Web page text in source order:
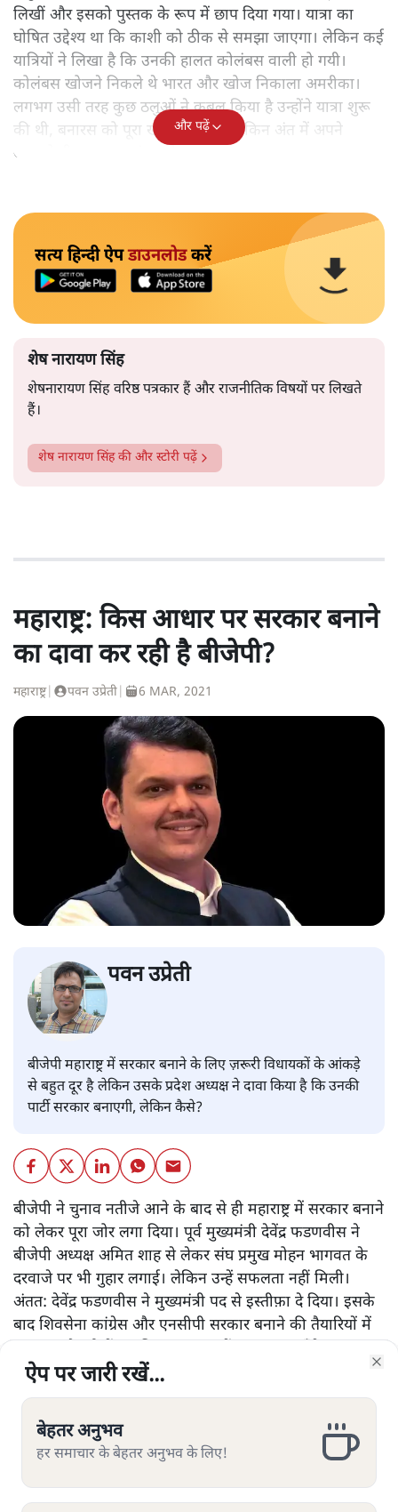
लिखीं और इसको पुस्तक के रूप में छाप दिया गया। यात्रा का
घोषित उद्देश्य था कि काशी को ठीक से समझा जाएगा। लेकिन कई
यात्रियों ने लिखा है कि उनकी हालत कोलंबस वाली हो गयी।
कोलंबस खोजने निकले थे भारत और खोज निकाला अमरीका।
लगभग उसी तरह कुछ ठलुओं ने कुबूल किया है उन्होंने यात्रा शुरू
की थी, बनारस को पूरा खोजने के लिए लेकिन अंत में अपने
आपको ही समझकर संतुष्ट हो गए।
और पढ़ें
सत्य हिन्दी ऐपडाउनलोडकरें
शेष नारायण सिंह
शेषनारायण सिंह वरिष्ठ पत्रकार हैं और राजनीतिक विषयों पर लिखते
हैं।
शेष नारायण सिंहकी और स्टोरी पढ़ें
महाराष्ट्र: किस आधार पर सरकार बनाने
का दावा कर रही है बीजेपी?
महाराष्ट्र| पवन उप्रेती 6 MAR, 2021
पवन उप्रेती
बीजेपी महाराष्ट्र में सरकार बनाने के लिए ज़रूरी विधायकों के आंकड़े
से बहुत दूर है लेकिन उसके प्रदेश अध्यक्ष ने दावा किया है कि उनकी
पार्टी सरकार बनाएगी, लेकिन कैसे?
बीजेपी ने चुनाव नतीजे आने के बाद से ही महाराष्ट्र में सरकार बनाने
को लेकर पूरा जोर लगा दिया। पूर्व मुख्यमंत्री देवेंद्र फडणवीस ने
बीजेपी अध्यक्ष अमित शाह से लेकर संघ प्रमुख मोहन भागवत के
दरवाजे पर भी गुहार लगाई। लेकिन उन्हें सफलता नहीं मिली।
अंतत: देवेंद्र फडणवीस ने मुख्यमंत्री पद से इस्तीफ़ा दे दिया। इसके
बाद शिवसेना कांग्रेस और एनसीपी सरकार बनाने की तैयारियों में
राजनीति के पुराने खिलाड़ी शरद पवार ने दिया है।
ऐसे में जब बीजेपी राज्य में सरकार बनाने के लिए ज़रूरी विधायकों
के आंकड़े से बहुत दूर है और ऐसी ख़बरें आई थीं कि वह राज्य में
फिर से चुनाव होने की बात कह रही है, उसके प्रदेश अध्यक्ष
चंद्रकात पाटिल का यह कहना कि राज्य में बीजेपी ही सरकार
ऐप पर जारी रखें...
बेहतर अनुभव
हर समाचार के बेहतर अनुभव के लिए!
ऐप पर जारी रखें...
बेहतर अनुभव
हर समाचार के बेहतर अनुभव के लिए!
ऐप पर जारी रखें...
बेहतर अनुभव
हर समाचार के बेहतर अनुभव के लिए!
ऐप पर जारी रखें...
बेहतर अनुभव
हर समाचार के बेहतर अनुभव के लिए!
ऐप पर जारी रखें...
बेहतर अनुभव
हर समाचार के बेहतर अनुभव के लिए!
ऐप पर जारी रखें...
बेहतर अनुभव
हर समाचार के बेहतर अनुभव के लिए!
ऐप पर जारी रखें...
बेहतर अनुभव
हर समाचार के बेहतर अनुभव के लिए!